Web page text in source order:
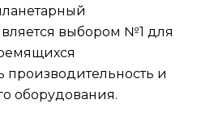
выбором №1 для
производительность и
оборудования.